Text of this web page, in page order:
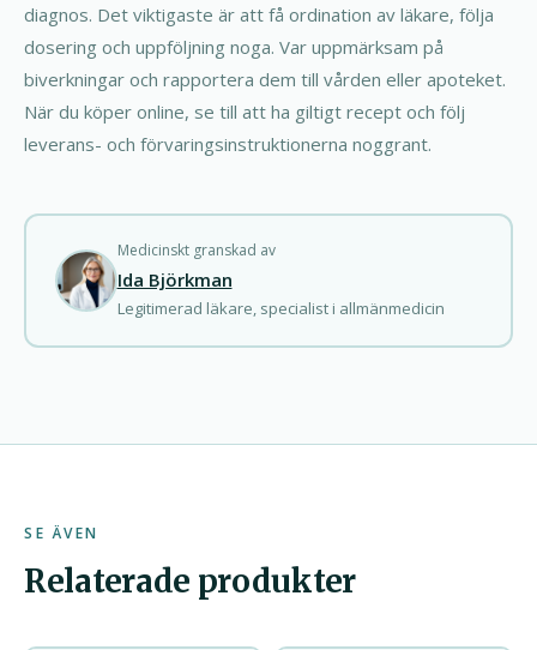
diagnos. Det viktigaste är att få ordination av läkare, följa
dosering och uppföljning noga. Var uppmärksam på
biverkningar och rapportera dem till vården eller apoteket.
När du köper online, se till att ha giltigt recept och följ
leverans- och förvaringsinstruktionerna noggrant.
Medicinskt granskad av
Ida Björkman
Legitimerad läkare, specialist i allmänmedicin
SE ÄVEN
Relaterade produkter